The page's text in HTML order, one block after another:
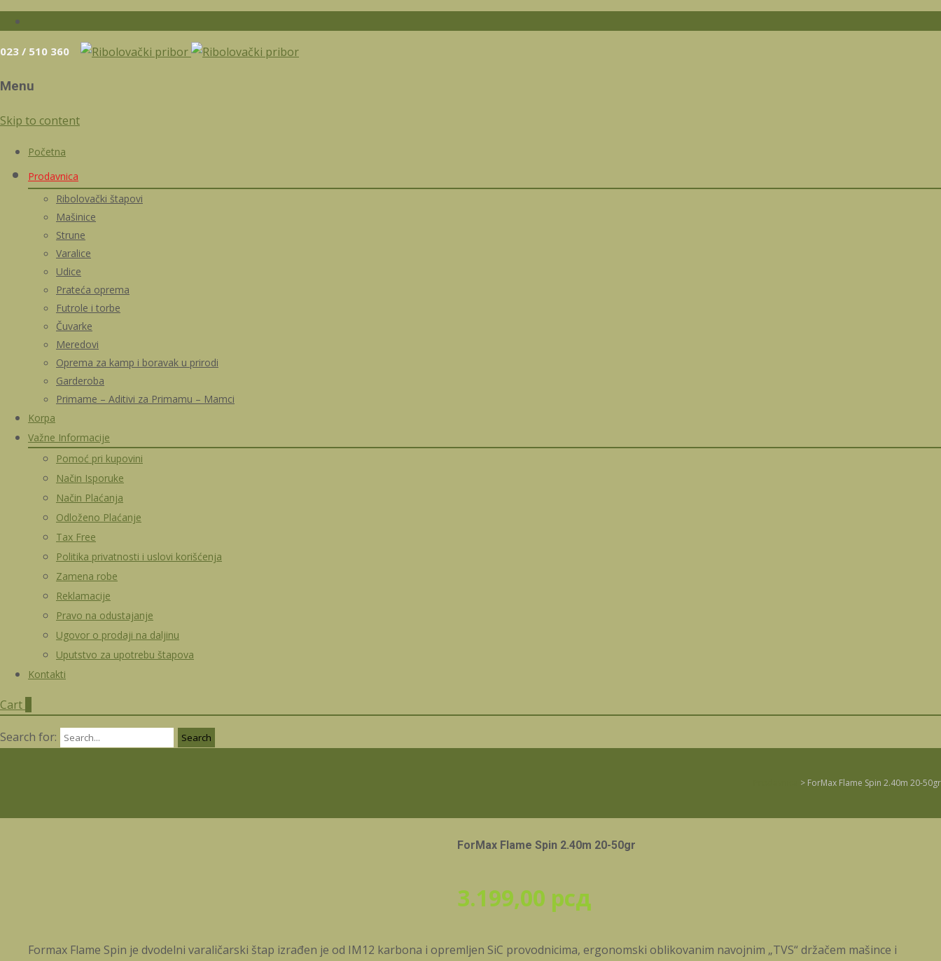
023 / 510 360
Menu
Skip to content
Početna
Prodavnica
Ribolovački štapovi
Mašinice
Strune
Varalice
Udice
Prateća oprema
Futrole i torbe
Čuvarke
Meredovi
Oprema za kamp i boravak u prirodi
Garderoba
Primame – Aditivi za Primamu – Mamci
Korpa
Važne Informacije
Pomoć pri kupovini
Način Isporuke
Način Plaćanja
Odloženo Plaćanje
Tax Free
Politika privatnosti i uslovi korišćenja
Zamena robe
Reklamacije
Pravo na odustajanje
Ugovor o prodaji na daljinu
Uputstvo za upotrebu štapova
Kontakti
Cart
Search for:
> ForMax Flame Spin 2.40m 20-50gr
ForMax Flame Spin 2.40m 20-50gr
3.199,00 рсд
Formax Flame Spin je dvodelni varaličarski štap izrađen je od IM12 karbona i opremljen SiC provodnicima, ergonomski oblikovanim navojnim „TVS“ držačem mašince i